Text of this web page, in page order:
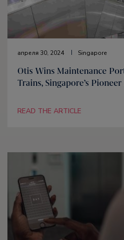
апреля 30, 2024 Singapore
Otis Wins Maintenance
Trains, Singapore’s
READ THE ARTICLE